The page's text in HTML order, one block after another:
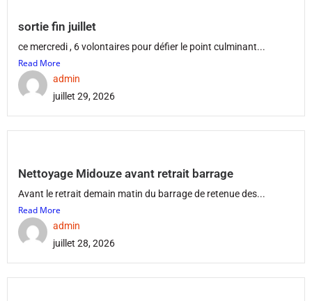
sortie fin juillet
ce mercredi , 6 volontaires pour défier le point culminant...
Read More
admin
juillet 29, 2026
Nettoyage Midouze avant retrait barrage
Avant le retrait demain matin du barrage de retenue des...
Read More
admin
juillet 28, 2026